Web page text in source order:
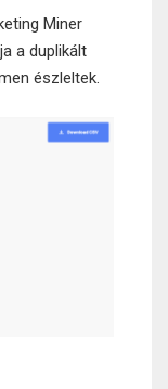
Miner
a duplikált
észleltek.